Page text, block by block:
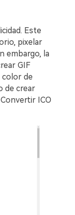
Este
pixelar
embargo, la
GIF
color de
de crear
ICO